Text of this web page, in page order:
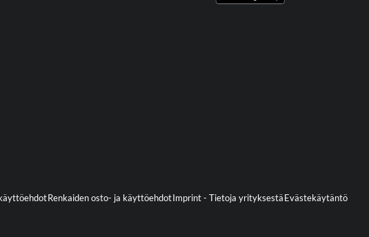
Renkaiden osto- ja käyttöehdotImprint - Tietoja yrityksestäEvästekäytäntö